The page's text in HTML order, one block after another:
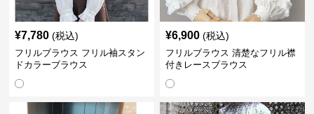
¥7,780 (税込)
フリルブラウス フリル袖スタン
ドカラーブラウス
¥6,900 (税込)
フリルブラウス 清楚なフリル襟
付きレースブラウス